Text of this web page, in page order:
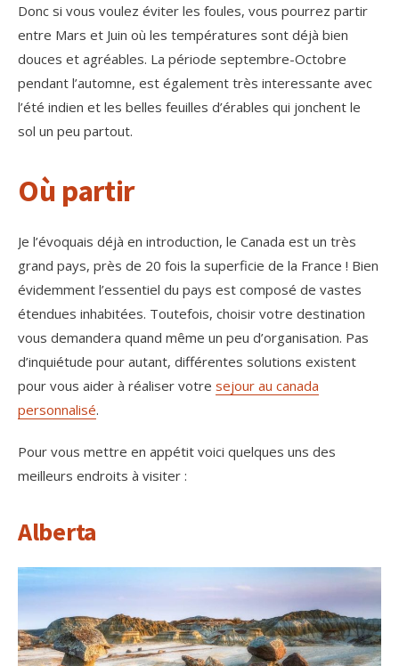
Donc si vous voulez éviter les foules, vous pourrez partir
entre Mars et Juin où les températures sont déjà bien
douces et agréables. La période septembre-Octobre
pendant l’automne, est également très interessante avec
l’été indien et les belles feuilles d’érables qui jonchent le
sol un peu partout.
Où partir
Je l’évoquais déjà en introduction, le Canada est un très
grand pays, près de 20 fois la superficie de la France ! Bien
évidemment l’essentiel du pays est composé de vastes
étendues inhabitées. Toutefois, choisir votre destination
vous demandera quand même un peu d’organisation. Pas
d’inquiétude pour autant, différentes solutions existent
pour vous aider à réaliser votre sejour au canada
personnalisé.
Pour vous mettre en appétit voici quelques uns des
meilleurs endroits à visiter :
Alberta